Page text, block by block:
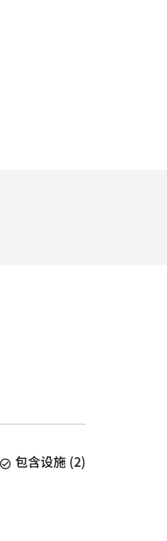
包含设施 (2)